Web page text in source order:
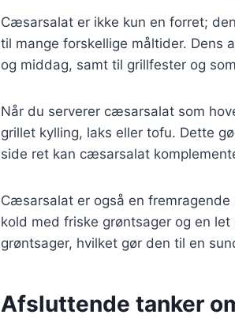
Cæsarsalat er ikke kun en forret;
til mange forskellige måltider. Dens
og middag, samt til grillfester og
Når du serverer cæsarsalat som
grillet kylling, laks eller tofu. Dette
side ret kan cæsarsalat
Cæsarsalat er også en
kold med friske grøntsager og en
grøntsager, hvilket gør den til en
Afsluttende tanker